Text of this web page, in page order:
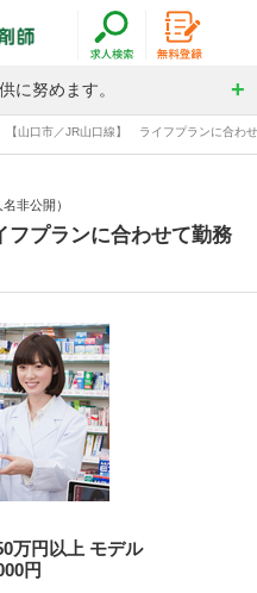
に努めます。
【山口市／JR山口線】 ライフプランに合わ
非公開）
プランに合わせて勤務
万円以上 モデル
円